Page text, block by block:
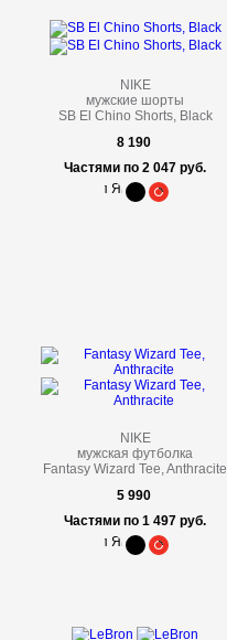
NIKE
мужские шорты
SB El Chino Shorts, Black
8 190
Частями по 2 047 руб.
NIKE
мужская футболка
Fantasy Wizard Tee, Anthracite
5 990
Частями по 1 497 руб.